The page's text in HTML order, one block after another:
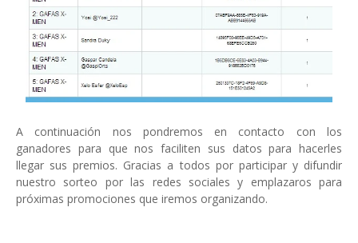
A continuación nos pondremos en contacto con los
ganadores para que nos faciliten sus datos para hacerles
llegar sus premios. Gracias a todos por participar y difundir
nuestro sorteo por las redes sociales y emplazaros para
próximas promociones que iremos organizando.